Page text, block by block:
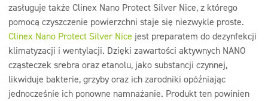
zasługuje także Clinex Nano Protect Silver Nice, z którego
pomocą czyszczenie powierzchni staje się niezwykle proste.
Clinex Nano Protect Silver Nice jest preparatem do dezynfekcji
klimatyzacji i wentylacji. Dzięki zawartości aktywnych NANO
cząsteczek srebra oraz etanolu, jako substancji czynnej,
likwiduje bakterie, grzyby oraz ich zarodniki opóźniając
jednocześnie ich ponowne namnażanie. Produkt ten powinien